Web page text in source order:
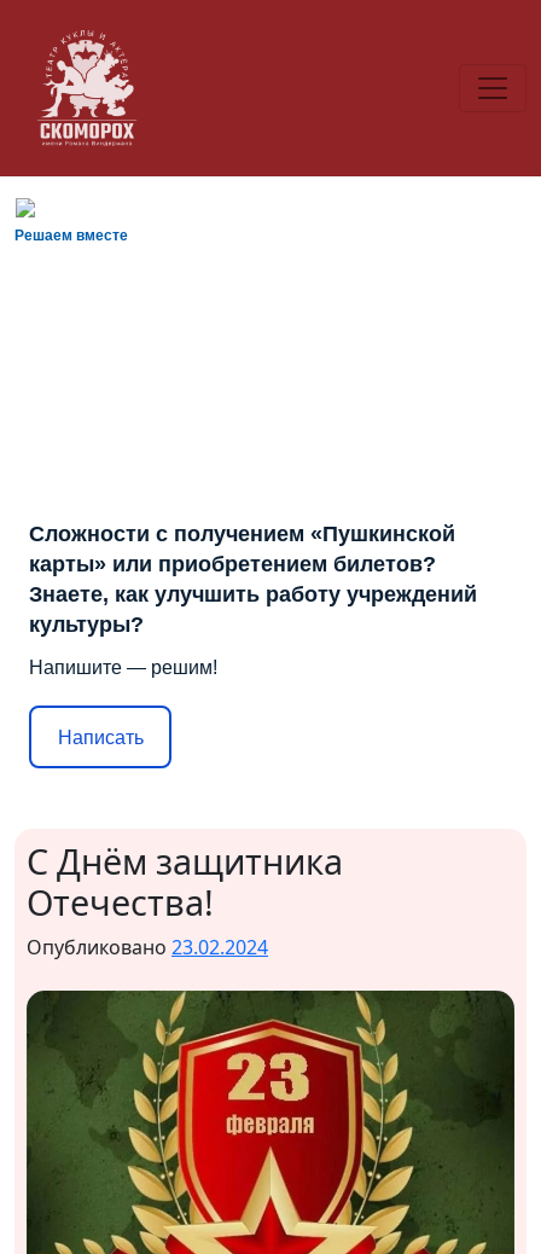
Решаем вместе
Сложности с получением «Пушкинской
карты» или приобретением билетов?
Знаете, как улучшить работу учреждений
культуры?
Напишите — решим!
Написать
С Днём защитника
Отечества!
Опубликовано 23.02.2024